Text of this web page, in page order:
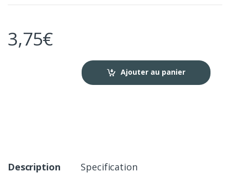
3,75€
Ajouter au panier
Description Specification